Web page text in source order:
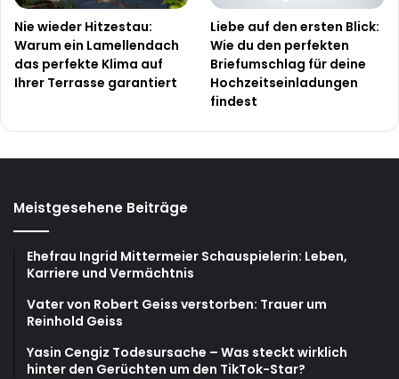
Nie wieder Hitzestau:
Warum ein Lamellendach
das perfekte Klima auf
Ihrer Terrasse garantiert
Liebe auf den ersten Blick:
Wie du den perfekten
Briefumschlag für deine
Hochzeitseinladungen
findest
Meistgesehene Beiträge
Ehefrau Ingrid Mittermeier Schauspielerin: Leben,
Karriere und Vermächtnis
Vater von Robert Geiss verstorben: Trauer um
Reinhold Geiss
Yasin Cengiz Todesursache – Was steckt wirklich
hinter den Gerüchten um den TikTok-Star?